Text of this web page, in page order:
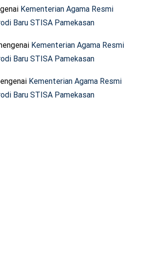
Kementerian Agama Resmi
Baru STISA Pamekasan
Kementerian Agama Resmi
Baru STISA Pamekasan
Kementerian Agama Resmi
Baru STISA Pamekasan